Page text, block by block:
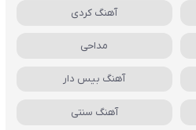
آهنگ کردی
مداحی
آهنگ بیس دار
آهنگ سنتی